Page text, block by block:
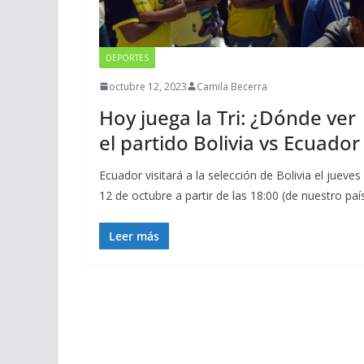
DEPORTES
octubre 12, 2023 Camila Becerra
Hoy juega la Tri: ¿Dónde ver
el partido Bolivia vs Ecuador
Ecuador visitará a la selección de Bolivia el jueves
12 de octubre a partir de las 18:00 (de nuestro
Leer más